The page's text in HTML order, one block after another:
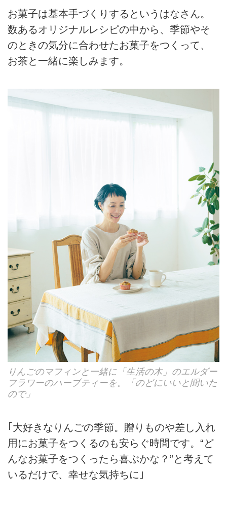
お菓子は基本手づくりするというはなさん。
数あるオリジナルレシピの中から、季節やそ
のときの気分に合わせたお菓子をつくって、
お茶と一緒に楽しみます。
りんごのマフィンと一緒に「生活の木」のエルダー
フラワーのハーブティーを。「のどにいいと聞いた
ので」
｢大好きなりんごの季節。贈りものや差し入れ
用にお菓子をつくるのも安らぐ時間です。“ど
んなお菓子をつくったら喜ぶかな？”と考えて
いるだけで、幸せな気持ちに｣